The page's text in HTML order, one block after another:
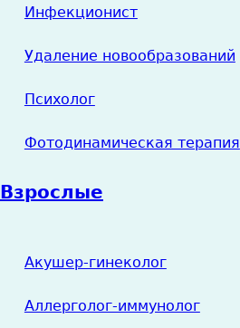
Инфекционист
Удаление новообразований
Психолог
Фотодинамическая терапия
Взрослые
Акушер-гинеколог
Аллерголог-иммунолог